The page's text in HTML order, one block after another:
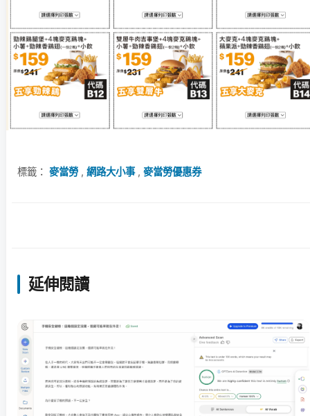
標籤： 麥當勞 , 網路大小事, 麥當勞優惠券
延伸閱讀